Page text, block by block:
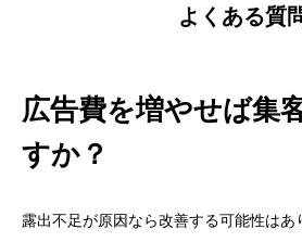
よくある質
広告費を増やせば集
すか？
露出不足が原因なら改善する可能性は